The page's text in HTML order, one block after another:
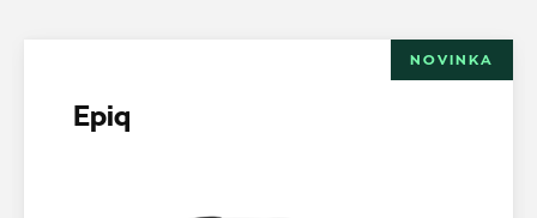
NOVINKA
Epiq